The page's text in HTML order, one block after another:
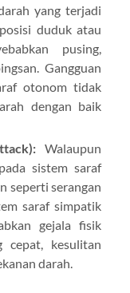
yang terjadi
duduk atau
pusing,
Gangguan
otonom tidak
dengan baik
Walaupun
sistem saraf
seperti serangan
saraf simpatik
gejala fisik
cepat, kesulitan
darah.